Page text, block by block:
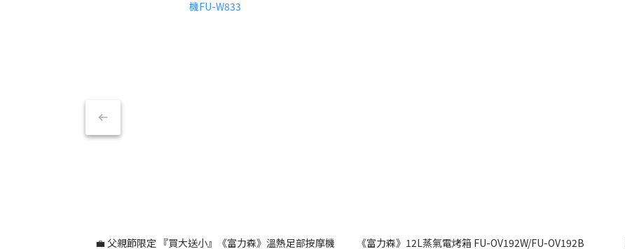
💼 父親節限定 『買大送小』《富力森》溫熱足部按摩機
《富力森》12L蒸氣電烤箱 FU-OV192W/FU-OV192B